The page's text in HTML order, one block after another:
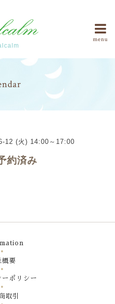
menu
12 (火) 14:00～17:00
約済み
概要
ーポリシー
取引